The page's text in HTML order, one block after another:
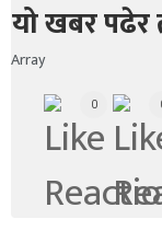
यो खबर पढेर
Array
0